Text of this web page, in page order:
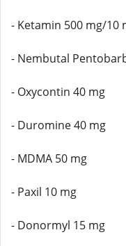
- Ketamin 500 mg/10
- Nembutal
- Oxycontin 40 mg
- Duromine 40 mg
- MDMA 50 mg
- Paxil 10 mg
- Donormyl 15 mg